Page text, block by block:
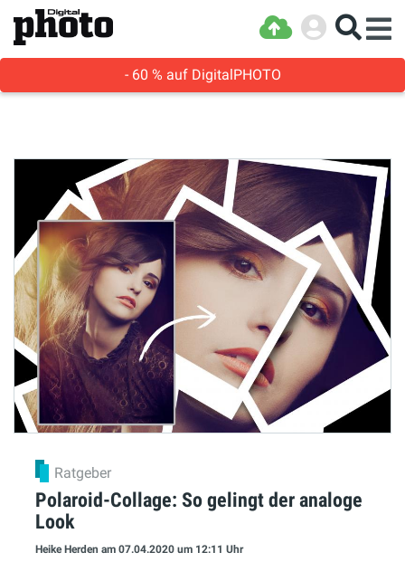
- 60 % auf DigitalPHOTO
Ratgeber
Polaroid-Collage: So gelingt der analoge
Look
Heike Herden am 07.04.2020 um 12:11 Uhr